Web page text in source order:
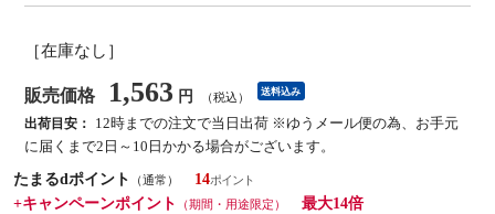
［在庫なし］
販売価格 1,563 円 （税込） 送料込み
出荷目安：
12時までの注文で当日出荷 ※ゆうメール便の為、お手元
に届くまで2日～10日かかる場合がございます。
たまるdポイント
（通常）
14
+キャンペーンポイント
（期間・用途限定）
最大14倍